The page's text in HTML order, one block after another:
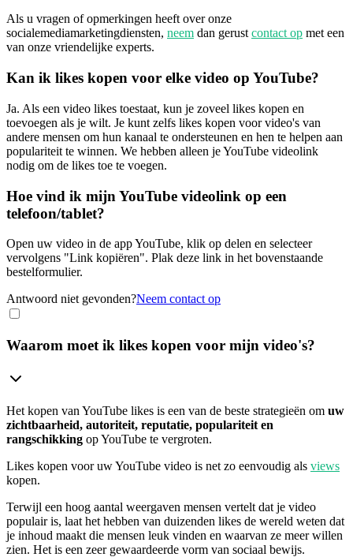
Als u vragen of opmerkingen heeft over onze
socialemediamarketingdiensten, neem dan gerust contact op met een
van onze vriendelijke experts.
Kan ik likes kopen voor elke video op YouTube?
Ja. Als een video likes toestaat, kun je zoveel likes kopen en
toevoegen als je wilt. Je kunt zelfs likes kopen voor video's van
andere mensen om hun kanaal te ondersteunen en hen te helpen aan
populariteit te winnen. We hebben alleen je YouTube videolink
nodig om de likes toe te voegen.
Hoe vind ik mijn YouTube videolink op een
telefoon/tablet?
Open uw video in de app YouTube, klik op delen en selecteer
vervolgens "Link kopiëren". Plak deze link in het bovenstaande
bestelformulier.
Antwoord niet gevonden?Neem contact op
Waarom moet ik likes kopen voor mijn video's?
Het kopen van YouTube likes is een van de beste strategieën om uw
zichtbaarheid, autoriteit, reputatie, populariteit en
rangschikking op YouTube te vergroten.
Likes kopen voor uw YouTube video is net zo eenvoudig als views
kopen.
Terwijl een hoog aantal weergaven mensen vertelt dat je video
populair is, laat het hebben van duizenden likes de wereld weten dat
je inhoud maakt die mensen leuk vinden en waarvan ze meer willen
zien. Het is een zeer gewaardeerde vorm van sociaal bewijs.